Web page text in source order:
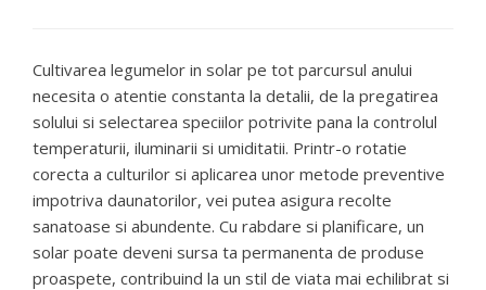
Cultivarea legumelor in solar pe tot parcursul anului
necesita o atentie constanta la detalii, de la pregatirea
solului si selectarea speciilor potrivite pana la controlul
temperaturii, iluminarii si umiditatii. Printr-o rotatie
corecta a culturilor si aplicarea unor metode preventive
impotriva daunatorilor, vei putea asigura recolte
sanatoase si abundente. Cu rabdare si planificare, un
solar poate deveni sursa ta permanenta de produse
proaspete, contribuind la un stil de viata mai echilibrat si